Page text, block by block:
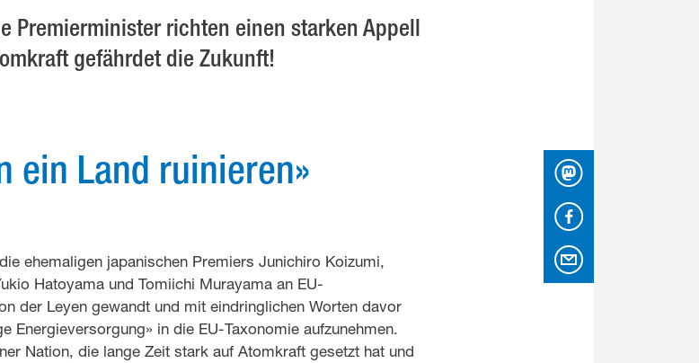
Premierminister richten einen starken Appell
gefährdet die Zukunft!
ein Land ruinieren»
ehemaligen japanischen Premiers Junichiro Koizumi,
Hatoyama und Tomiichi Murayama an EU-
der Leyen gewandt und mit eindringlichen Worten davor
Energieversorgung» in die EU-Taxonomie aufzunehmen.
Nation, die lange Zeit stark auf Atomkraft gesetzt hat und